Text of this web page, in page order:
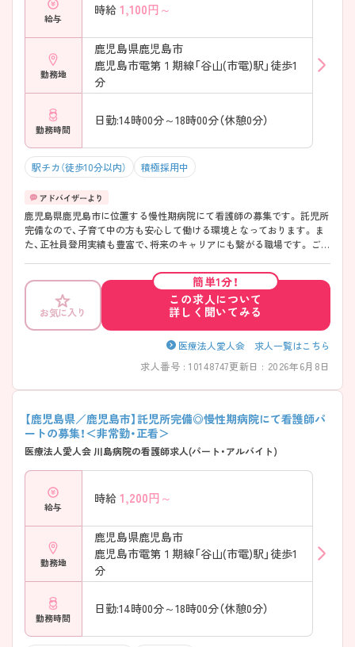
給与
時給 1,100円～
勤務地
鹿児島県鹿児島市
鹿児島市電第１期線「谷山(市電)駅」徒歩1
分
勤務時間
日勤:14時00分～18時00分（休憩0分）
駅チカ（徒歩10分以内） 積極採用中
鹿児島県鹿児島市に位置する慢性期病院にて看護師の募集です。 託児所
完備なので、子育て中の方も安心して働ける環境となっております。 ま
た、正社員登用実績も豊富で、将来のキャリアにも繋がる職場です。 ご興
お気に入り
簡単1分！
この求人について
詳しく聞いてみる
医療法人愛人会 求人一覧はこちら
求人番号 : 10148747更新日 : 2026年6月8日
【鹿児島県／鹿児島市】託児所完備◎慢性期病院にて看護師パ
ートの募集！＜非常勤・正看＞
医療法人愛人会 川島病院の看護師求人(パート・アルバイト)
給与
時給 1,200円～
勤務地
鹿児島県鹿児島市
鹿児島市電第１期線「谷山(市電)駅」徒歩1
分
勤務時間
日勤:14時00分～18時00分（休憩0分）